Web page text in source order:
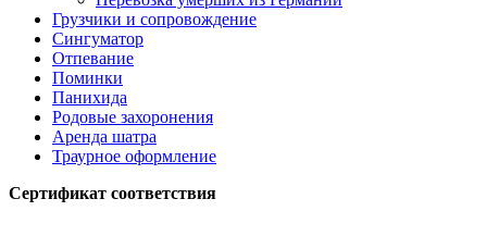
Грузчики и сопровождение
Сингуматор
Отпевание
Поминки
Панихида
Родовые захоронения
Аренда шатра
Траурное оформление
Сертификат соответствия